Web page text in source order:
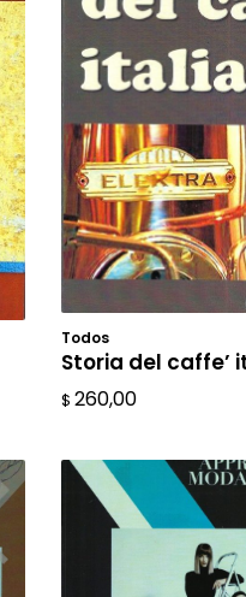
Todos
Storia del caffe’
$ 260,00